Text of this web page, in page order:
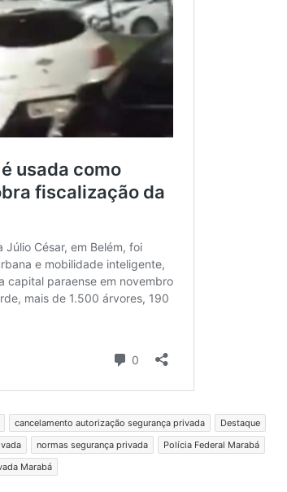
cancelamento autorização segurança privada
Destaque
normas segurança privada
Polícia Federal Marabá
Marabá